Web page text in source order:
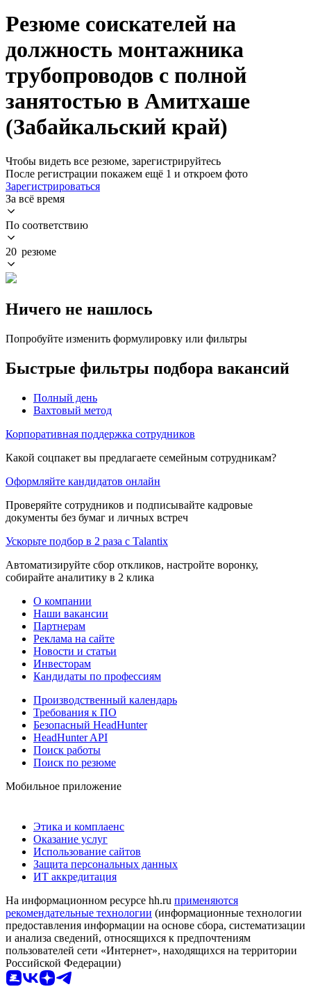
Резюме соискателей на
должность монтажника
трубопроводов с полной
занятостью в Амитхаше
(Забайкальский край)
Чтобы видеть все резюме, зарегистрируйтесь
После регистрации покажем ещё 1 и откроем фото
Зарегистрироваться
За всё время
По соответствию
20 резюме
Ничего не нашлось
Попробуйте изменить формулировку или фильтры
Быстрые фильтры подбора вакансий
Полный день
Вахтовый метод
Корпоративная поддержка сотрудников
Какой соцпакет вы предлагаете семейным сотрудникам?
Оформляйте кандидатов онлайн
Проверяйте сотрудников и подписывайте кадровые
документы без бумаг и личных встреч
Ускорьте подбор в 2 раза с Talantix
Автоматизируйте сбор откликов, настройте воронку,
собирайте аналитику в 2 клика
О компании
Наши вакансии
Партнерам
Реклама на сайте
Новости и статьи
Инвесторам
Кандидаты по профессиям
Производственный календарь
Требования к ПО
Безопасный HeadHunter
HeadHunter API
Поиск работы
Поиск по резюме
Мобильное приложение
Этика и комплаенс
Оказание услуг
Использование сайтов
Защита персональных данных
ИТ аккредитация
На информационном ресурсе hh.ru применяются
рекомендательные технологии (информационные технологии
предоставления информации на основе сбора, систематизации
и анализа сведений, относящихся к предпочтениям
пользователей сети «Интернет», находящихся на территории
Российской Федерации)